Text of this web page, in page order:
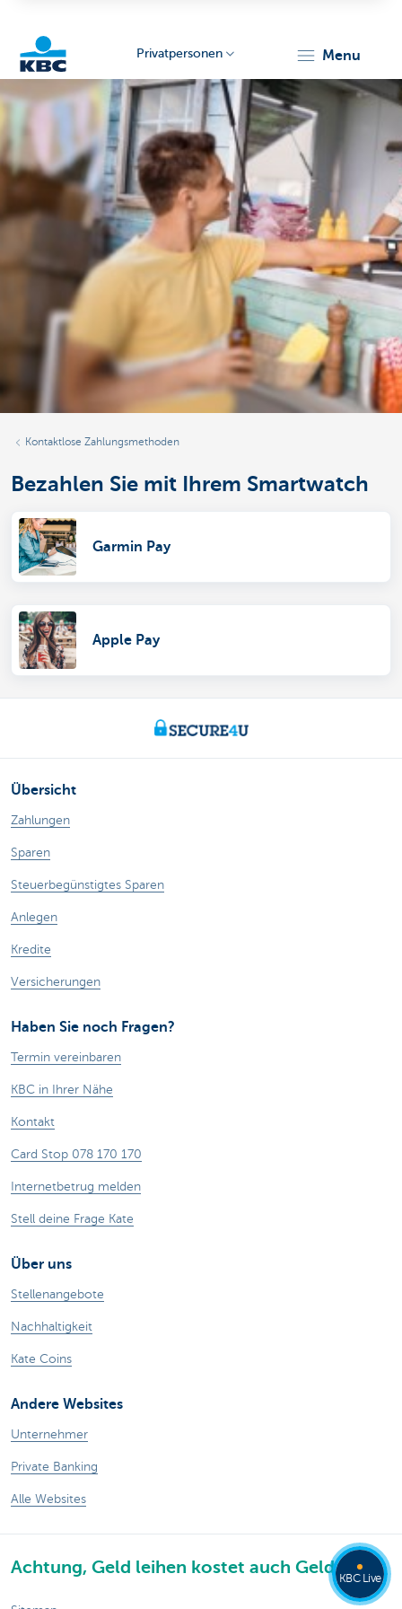
KBC
Privatpersonen menu
Kontaktlose Zahlungsmethoden
Bezahlen Sie mit Ihrem Smartwatch
Garmin Pay
Apple Pay
Übersicht
Zahlungen
Sparen
Steuerbegünstigtes Sparen
Anlegen
Kredite
Versicherungen
Haben Sie noch Fragen?
Termin vereinbaren
KBC in Ihrer Nähe
Kontakt
Card Stop 078 170 170
Internetbetrug melden
Stell deine Frage Kate
Über uns
Stellenangebote
Nachhaltigkeit
Kate Coins
Andere Websites
Unternehmer
Private Banking
Alle Websites
Achtung, Geld leihen kostet auch Geld.
KBC Live